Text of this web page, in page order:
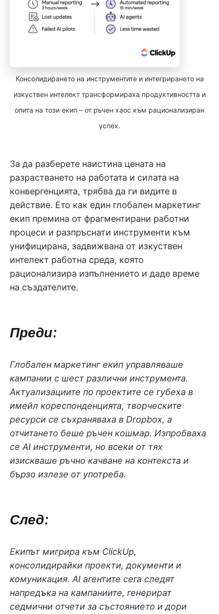
Консолидирането на инструментите и интегрирането на
изкуствен интелект трансформираха продуктивността и
опита на този екип – от ръчен хаос към рационализиран
успех.
За да разберете наистина цената на
разрастването на работата и силата на
конвергенцията, трябва да ги видите в
действие. Ето как един глобален маркетинг
екип премина от фрагментирани работни
процеси и разпръснати инструменти към
унифицирана, задвижвана от изкуствен
интелект работна среда, която
рационализира изпълнението и даде време
на създателите.
Преди:
Глобален маркетинг екип управляваше
кампании с шест различни инструмента.
Актуализациите по проектите се губеха в
имейл кореспонденцията, творческите
ресурси се съхраняваха в Dropbox, а
отчитането беше ръчен кошмар. Изпробваха
се AI инструменти, но всеки от тях
изискваше ръчно качване на контекста и
бързо излезе от употреба.
След:
Екипът мигрира към ClickUp,
консолидирайки проекти, документи и
комуникация. AI агентите сега следят
напредъка на кампаниите, генерират
седмични отчети за състоянието и дори